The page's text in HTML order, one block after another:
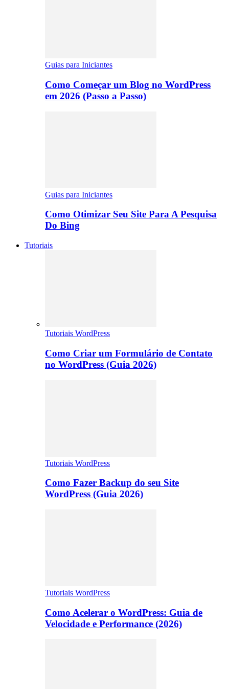
Guias para Iniciantes
Como Começar um Blog no WordPress
em 2026 (Passo a Passo)
Guias para Iniciantes
Como Otimizar Seu Site Para A Pesquisa
Do Bing
Tutoriais
Tutoriais WordPress
Como Criar um Formulário de Contato
no WordPress (Guia 2026)
Tutoriais WordPress
Como Fazer Backup do seu Site
WordPress (Guia 2026)
Tutoriais WordPress
Como Acelerar o WordPress: Guia de
Velocidade e Performance (2026)